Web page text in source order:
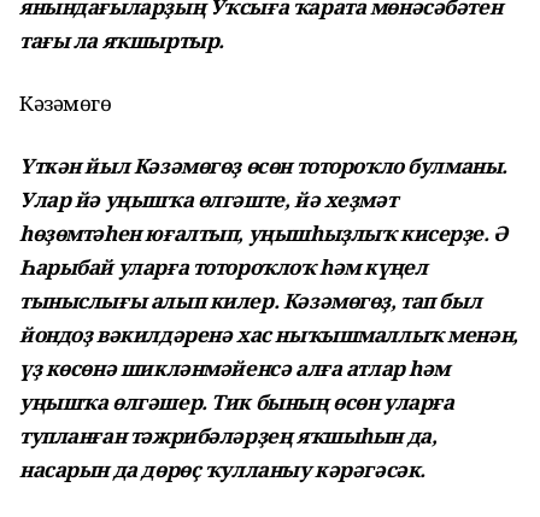
янындағыларҙың Уҡсыға ҡарата мөнәсәбәтен
тағы ла яҡшыртыр.
Кәзәмөгөҙ
Үткән йыл Кәзәмөгөҙ өсөн тотороҡло булманы.
Улар йә уңышҡа өлгәште, йә хеҙмәт
һөҙөмтәһен юғалтып, уңышһыҙлыҡ кисерҙе. Ә
Һарыбай уларға тотороҡлоҡ һәм күңел
тыныслығы алып килер. Кәзәмөгөҙ, тап был
йондоҙ вәкилдәренә хас ныҡышмаллыҡ менән,
үҙ көсөнә шикләнмәйенсә алға атлар һәм
уңышҡа өлгәшер. Тик бының өсөн уларға
тупланған тәжрибәләрҙең яҡшыһын да,
насарын да дөрөҫ ҡулланыу кәрәгәсәк.